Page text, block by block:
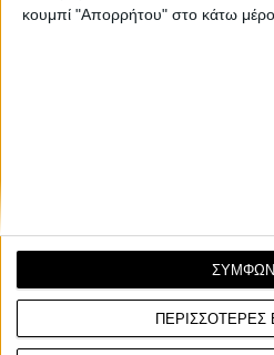
κουμπί "Απορρήτου" στο κάτω
ΠΕΡΙΣΣΟΤΕΡΕΣ
H UM Motorcycles, της οποίας την
ΓΙΝΕ